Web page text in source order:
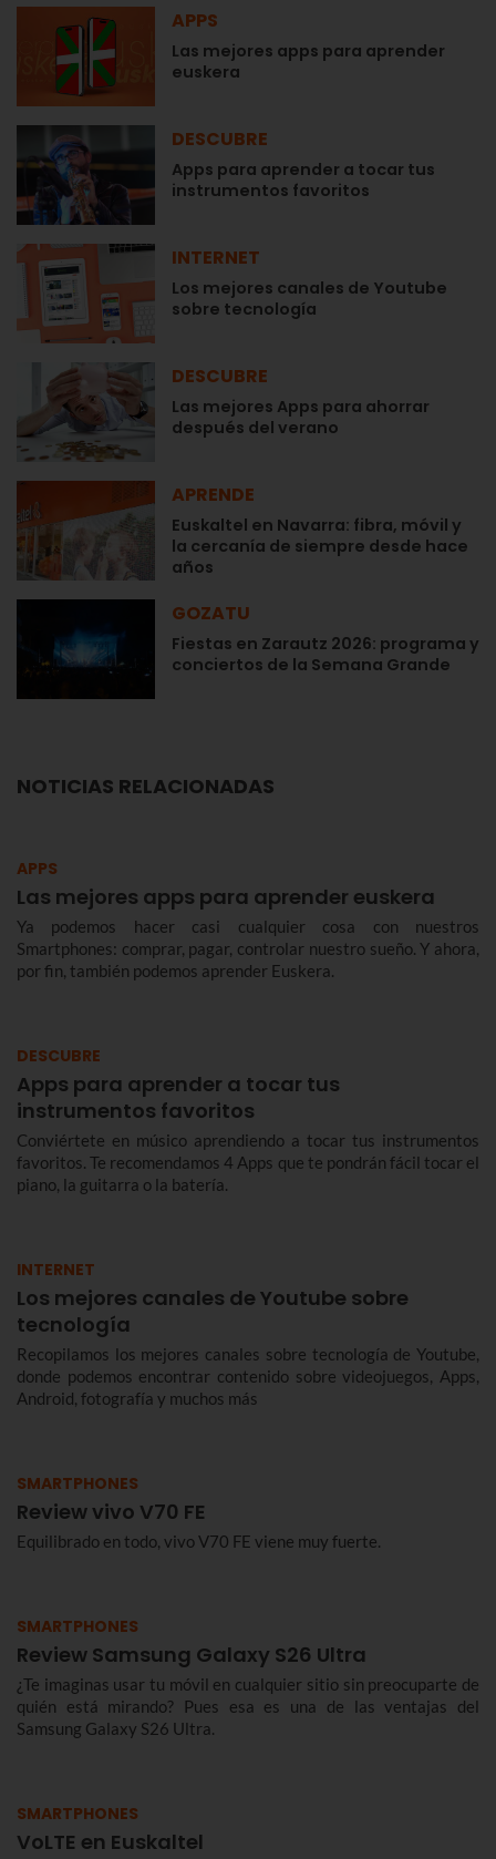
APPS
Las mejores apps para aprender
euskera
DESCUBRE
Apps para aprender a tocar tus
instrumentos favoritos
INTERNET
Los mejores canales de Youtube
sobre tecnología
DESCUBRE
Las mejores Apps para ahorrar
después del verano
APRENDE
Euskaltel en Navarra: fibra, móvil y
la cercanía de siempre desde hace
años
GOZATU
Fiestas en Zarautz 2026: programa y
conciertos de la Semana Grande
NOTICIAS RELACIONADAS
APPS
Las mejores apps para aprender euskera
Ya podemos hacer casi cualquier cosa con nuestros
Smartphones: comprar, pagar, controlar nuestro sueño. Y ahora,
por fin, también podemos aprender Euskera.
DESCUBRE
Apps para aprender a tocar tus
instrumentos favoritos
Conviértete en músico aprendiendo a tocar tus instrumentos
favoritos. Te recomendamos 4 Apps que te pondrán fácil tocar el
piano, la guitarra o la batería.
INTERNET
Los mejores canales de Youtube sobre
tecnología
Recopilamos los mejores canales sobre tecnología de Youtube,
donde podemos encontrar contenido sobre videojuegos, Apps,
Android, fotografía y muchos más
SMARTPHONES
Review vivo V70 FE
Equilibrado en todo, vivo V70 FE viene muy fuerte.
SMARTPHONES
Review Samsung Galaxy S26 Ultra
¿Te imaginas usar tu móvil en cualquier sitio sin preocuparte de
quién está mirando? Pues esa es una de las ventajas del
Samsung Galaxy S26 Ultra.
SMARTPHONES
VoLTE en Euskaltel